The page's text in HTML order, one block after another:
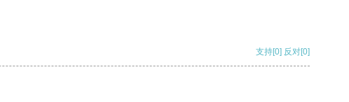
支持[0] 反对[0]